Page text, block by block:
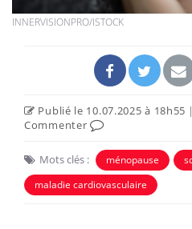
INNERVISIONPRO/ISTOCK
Publié le 10.07.2025 à 18h55
Commenter
Mots clés : ménopause
maladie cardiovasculaire